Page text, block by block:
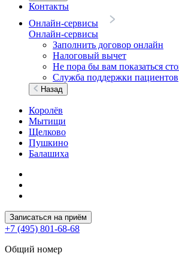
Контакты
Онлайн-сервисы
Онлайн-сервисы
Заполнить договор онлайн
Налоговый вычет
Не пора бы вам показаться
Служба поддержки пациентов
Назад
Королёв
Мытищи
Щелково
Пушкино
Балашиха
Записаться на приём
+7 (495) 801-68-68
Общий номер